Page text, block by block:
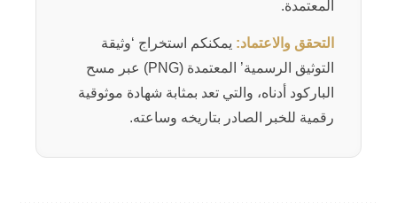
المعتمدة.
التحقق والاعتماد: يمكنكم استخراج ‘وثيقة
التوثيق الرسمية’ المعتمدة (PNG) عبر مسح
الباركود أدناه، والتي تعد بمثابة شهادة موثوقية
رقمية للخبر الصادر بتاريخه وساعته.